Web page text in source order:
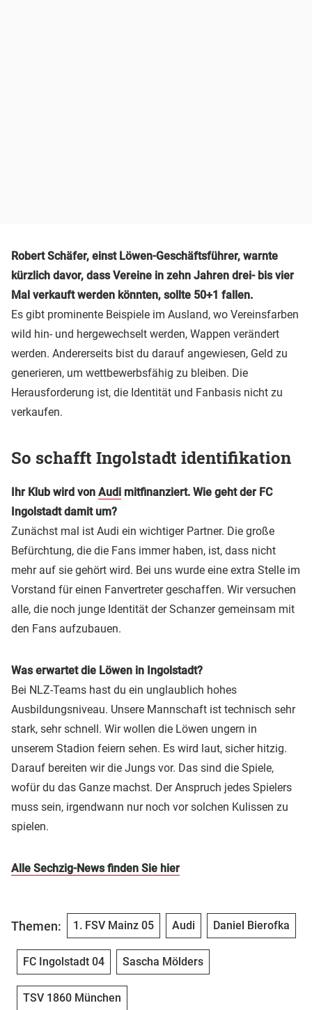
Robert Schäfer, einst Löwen-Geschäftsführer, warnte
kürzlich davor, dass Vereine in zehn Jahren drei- bis vier
Mal verkauft werden könnten, sollte 50+1 fallen.
Es gibt prominente Beispiele im Ausland, wo Vereinsfarben
wild hin- und hergewechselt werden, Wappen verändert
werden. Andererseits bist du darauf angewiesen, Geld zu
generieren, um wettbewerbsfähig zu bleiben. Die
Herausforderung ist, die Identität und Fanbasis nicht zu
verkaufen.
So schafft Ingolstadt identifikation
Ihr Klub wird von Audi mitfinanziert. Wie geht der FC
Ingolstadt damit um?
Zunächst mal ist Audi ein wichtiger Partner. Die große
Befürchtung, die die Fans immer haben, ist, dass nicht
mehr auf sie gehört wird. Bei uns wurde eine extra Stelle im
Vorstand für einen Fanvertreter geschaffen. Wir versuchen
alle, die noch junge Identität der Schanzer gemeinsam mit
den Fans aufzubauen.
Was erwartet die Löwen in Ingolstadt?
Bei NLZ-Teams hast du ein unglaublich hohes
Ausbildungsniveau. Unsere Mannschaft ist technisch sehr
stark, sehr schnell. Wir wollen die Löwen ungern in
unserem Stadion feiern sehen. Es wird laut, sicher hitzig.
Darauf bereiten wir die Jungs vor. Das sind die Spiele,
wofür du das Ganze machst. Der Anspruch jedes Spielers
muss sein, irgendwann nur noch vor solchen Kulissen zu
spielen.
Alle Sechzig-News finden Sie hier
Themen: 1. FSV Mainz 05 Audi Daniel Bierofka
FC Ingolstadt 04 Sascha Mölders
TSV 1860 München